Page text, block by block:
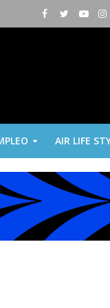
AIR LIFE